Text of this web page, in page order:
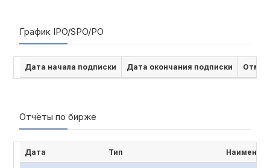
График IPO/SPO/PO
Дата начала подписки Дата окончания подписки
Отчёты по бирже
Дата Тип